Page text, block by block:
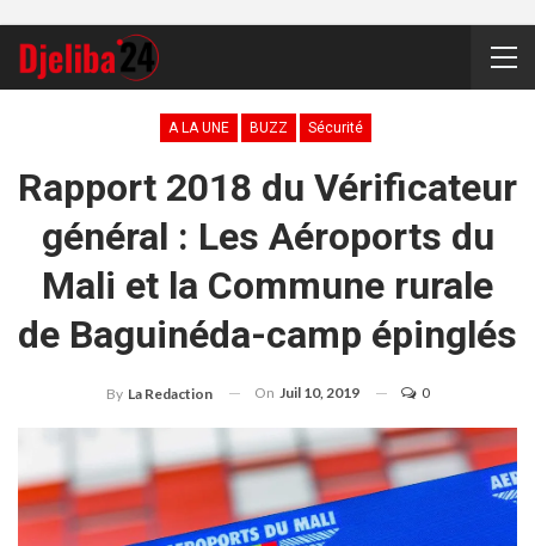
A LA UNE BUZZ Sécurité
Rapport 2018 du Vérificateur
général : Les Aéroports du
Mali et la Commune rurale
de Baguinéda-camp épinglés
By La Redaction On Juil 10, 2019 0